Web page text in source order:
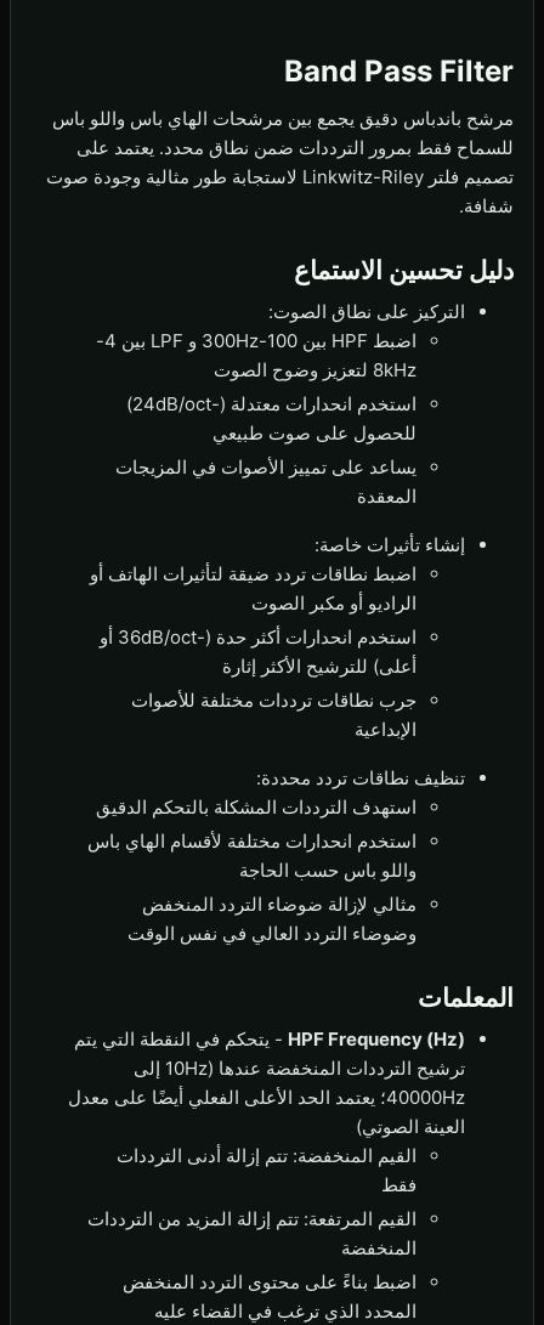
Band Pass Filter
مرشح باندباس دقيق يجمع بين مرشحات الهاي باس واللو باس
للسماح فقط بمرور الترددات ضمن نطاق محدد. يعتمد على
تصميم فلتر Linkwitz-Riley لاستجابة طور مثالية وجودة صوت
شفافة.
دليل تحسين الاستماع
التركيز على نطاق الصوت:
اضبط HPF بين 100-300Hz و LPF بين 4-
8kHz لتعزيز وضوح الصوت
استخدم انحدارات معتدلة (-24dB/oct)
للحصول على صوت طبيعي
يساعد على تمييز الأصوات في المزيجات
المعقدة
إنشاء تأثيرات خاصة:
اضبط نطاقات تردد ضيقة لتأثيرات الهاتف أو
الراديو أو مكبر الصوت
استخدم انحدارات أكثر حدة (-36dB/oct أو
أعلى) للترشيح الأكثر إثارة
جرب نطاقات ترددات مختلفة للأصوات
الإبداعية
تنظيف نطاقات تردد محددة:
استهدف الترددات المشكلة بالتحكم الدقيق
استخدم انحدارات مختلفة لأقسام الهاي باس
واللو باس حسب الحاجة
مثالي لإزالة ضوضاء التردد المنخفض
وضوضاء التردد العالي في نفس الوقت
المعلمات
HPF Frequency (Hz) - يتحكم في النقطة التي يتم
ترشيح الترددات المنخفضة عندها (10Hz إلى
40000Hz؛ يعتمد الحد الأعلى الفعلي أيضًا على معدل
العينة الصوتي)
القيم المنخفضة: تتم إزالة أدنى الترددات
فقط
القيم المرتفعة: تتم إزالة المزيد من الترددات
المنخفضة
اضبط بناءً على محتوى التردد المنخفض
المحدد الذي ترغب في القضاء عليه